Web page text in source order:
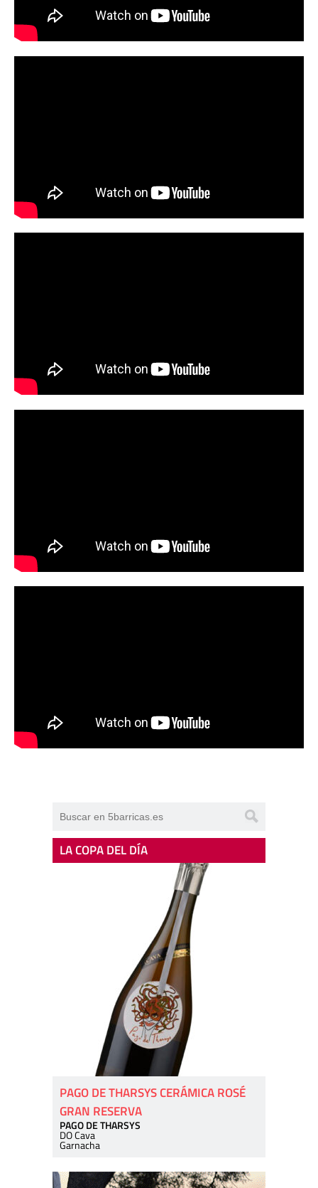
LA COPA DEL DÍA
PAGO DE THARSYS CERÁMICA ROSÉ
GRAN RESERVA
PAGO DE THARSYS
DO Cava
Garnacha